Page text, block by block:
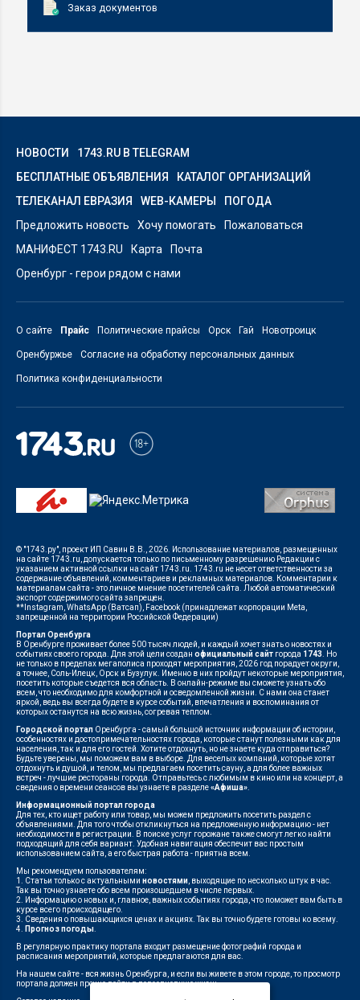
Заказ документов
НОВОСТИ
1743.RU В TELEGRAM
БЕСПЛАТНЫЕ ОБЪЯВЛЕНИЯ
КАТАЛОГ ОРГАНИЗАЦИЙ
ТЕЛЕКАНАЛ ЕВРАЗИЯ
WEB-КАМЕРЫ
ПОГОДА
Предложить новость
Хочу помогать
Пожаловаться
МАНИФЕСТ 1743.RU
Карта
Почта
Оренбург - герои рядом с нами
О сайте Прайс Политические прайсы Орск Гай Новотроицк
Оренбуржье Согласие на обработку персональных данных
Политика конфиденциальности
© "1743.ру", проект ИП Савин В.В., 2026. Использование материалов, размещенных
на сайте 1743.ru, допускается только по письменному разрешению Редакции с
указанием активной ссылки на сайт 1743.ru. 1743.ru не несет ответственности за
содержание объявлений, комментариев и рекламных материалов. Комментарии к
материалам сайта - это личное мнение посетителей сайта. Любой автоматический
экспорт содержимого сайта запрещен.
**Instagram, WhatsApp (Ватсап), Facebook (принадлежат корпорации Meta,
запрещенной на территории Российской Федерации)
Портал Оренбурга
В Оренбурге проживает более 500 тысяч людей, и каждый хочет знать о новостях и
событиях своего города. Для этой цели создан официальный сайт города 1743 . Но
не только в пределах мегаполиса проходят мероприятия, 2026 год порадует округи,
а точнее, Соль-Илецк, Орск и Бузулук. Именно в них пройдут некоторые мероприятия,
посетить которые съедется вся область. В онлайн-режиме вы сможете узнать обо
всем, что необходимо для комфортной и осведомленной жизни. С нами она станет
яркой, ведь вы всегда будете в курсе событий, впечатления и воспоминания от
которых останутся на всю жизнь, согревая теплом.
Городской портал Оренбурга - самый большой источник информации об истории,
особенностях и достопримечательностях города, которые станут полезными как для
населения, так и для его гостей. Хотите отдохнуть, но не знаете куда отправиться?
Будьте уверены, мы поможем вам в выборе. Для веселых компаний, которые хотят
отдохнуть и душой, и телом, мы предлагаем посетить сауну, а для более важных
встреч - лучшие рестораны города. Отправьтесь с любимым в кино или на концерт, а
сведения о времени сеансов вы узнаете в разделе«Афиша»
Информационный портал города
Для тех, кто ищет работу или товар, мы можем предложить посетить раздел с
объявлениями. Для того чтобы откликнуться на предложенную информацию - нет
необходимости в регистрации. В поиске услуг горожане также смогут легко найти
подходящий для себя вариант. Удобная навигация обеспечит вас простым
использованием сайта, а его быстрая работа - приятна всем.
Мы рекомендуем пользователям:
1. Статьи только с актуальными новостями , выходящие по несколько штук в час.
Так вы точно узнаете обо всем произошедшем в числе первых.
2. Информацию о новых и, главное, важных событиях города, что поможет вам быть в
курсе всего происходящего.
3. Сведения о повышающихся ценах и акциях. Так вы точно будете готовы ко всему.
4.
Прогноз погоды
В регулярную практику портала входит размещение фотографий города и
расписания мероприятий, которые предлагаются для вас.
На нашем сайте - вся жизнь Оренбурга, и если вы живете в этом городе, то просмотр
портала должен прочно войти в повседневную жизнь.